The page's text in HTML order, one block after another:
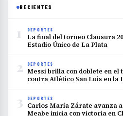
RECIENTES
1 DEPORTES
La final del torneo Clausura
Estadio Único de La Plata
2 DEPORTES
Messi brilla con doblete en
contra Atlético San Luis en la
3 DEPORTES
Carlos María Zárate avanza
Meabe inicia con victoria en